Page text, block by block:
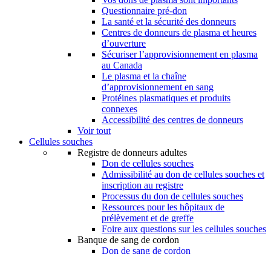
Questionnaire pré-don
La santé et la sécurité des donneurs
Centres de donneurs de plasma et heures
d’ouverture
Sécuriser l’approvisionnement en plasma
au Canada
Le plasma et la chaîne
d’approvisionnement en sang
Protéines plasmatiques et produits
connexes
Accessibilité des centres de donneurs
Voir tout
Cellules souches
Registre de donneurs adultes
Don de cellules souches
Admissibilité au don de cellules souches et
inscription au registre
Processus du don de cellules souches
Ressources pour les hôpitaux de
prélèvement et de greffe
Foire aux questions sur les cellules souches
Banque de sang de cordon
Don de sang de cordon